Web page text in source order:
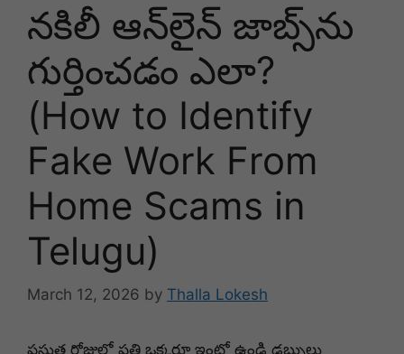
నకిలీ ఆన్‌లైన్ జాబ్స్‌ను
గుర్తించడం ఎలా?
(How to Identify
Fake Work From
Home Scams in
Telugu)
March 12, 2026 by Thalla Lokesh
ప్రస్తుత రోజుల్లో ప్రతి ఒక్కరూ ఇంట్లో ఉండి డబ్బులు